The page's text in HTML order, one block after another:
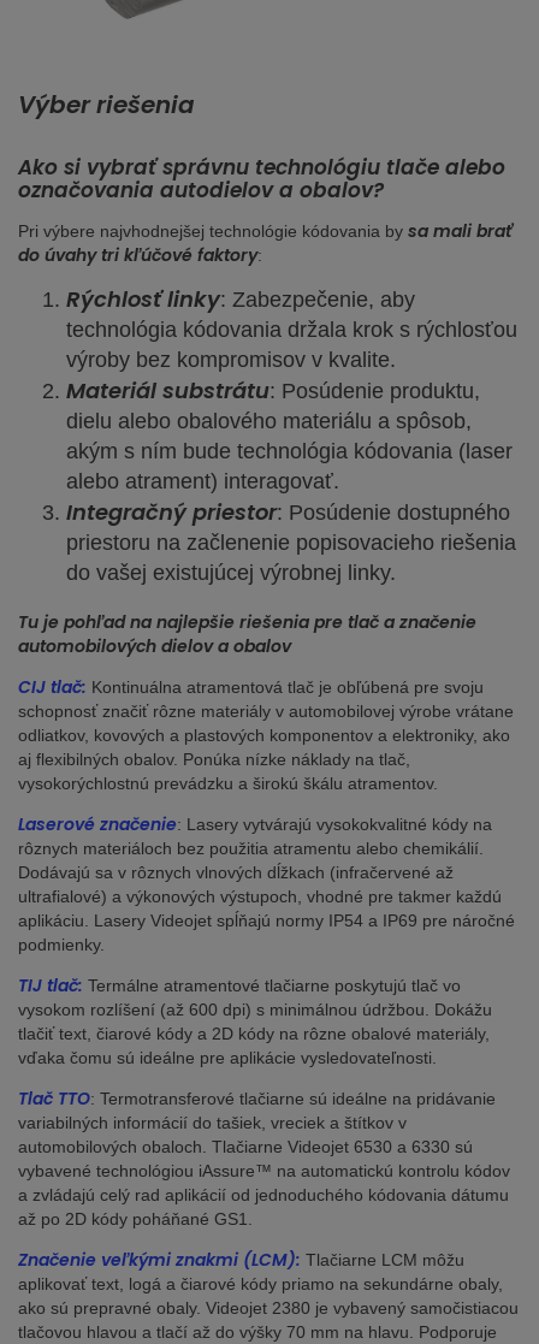
Výber riešenia
Ako si vybrať správnu technológiu tlače alebo
označovania autodielov a obalov?
Pri výbere najvhodnejšej technológie kódovania by sa mali brať
do úvahy tri kľúčové faktory:
Rýchlosť linky: Zabezpečenie, aby
technológia kódovania držala krok s rýchlosťou
výroby bez kompromisov v kvalite.
Materiál substrátu: Posúdenie produktu,
dielu alebo obalového materiálu a spôsob,
akým s ním bude technológia kódovania (laser
alebo atrament) interagovať.
Integračný priestor: Posúdenie dostupného
priestoru na začlenenie popisovacieho riešenia
do vašej existujúcej výrobnej linky.
Tu je pohľad na najlepšie riešenia pre tlač a značenie
automobilových dielov a obalov
CIJ tlač: Kontinuálna atramentová tlač je obľúbená pre svoju
schopnosť značiť rôzne materiály v automobilovej výrobe vrátane
odliatkov, kovových a plastových komponentov a elektroniky, ako
aj flexibilných obalov. Ponúka nízke náklady na tlač,
vysokorýchlostnú prevádzku a širokú škálu atramentov.
Laserové značenie: Lasery vytvárajú vysokokvalitné kódy na
rôznych materiáloch bez použitia atramentu alebo chemikálií.
Dodávajú sa v rôznych vlnových dĺžkach (infračervené až
ultrafialové) a výkonových výstupoch, vhodné pre takmer každú
aplikáciu. Lasery Videojet spĺňajú normy IP54 a IP69 pre náročné
podmienky.
TIJ tlač: Termálne atramentové tlačiarne poskytujú tlač vo
vysokom rozlíšení (až 600 dpi) s minimálnou údržbou. Dokážu
tlačiť text, čiarové kódy a 2D kódy na rôzne obalové materiály,
vďaka čomu sú ideálne pre aplikácie vysledovateľnosti.
Tlač TTO: Termotransferové tlačiarne sú ideálne na pridávanie
variabilných informácií do tašiek, vreciek a štítkov v
automobilových obaloch. Tlačiarne Videojet 6530 a 6330 sú
vybavené technológiou iAssure™ na automatickú kontrolu kódov
a zvládajú celý rad aplikácií od jednoduchého kódovania dátumu
až po 2D kódy poháňané GS1.
Značenie veľkými znakmi (LCM): Tlačiarne LCM môžu
aplikovať text, logá a čiarové kódy priamo na sekundárne obaly,
ako sú prepravné obaly. Videojet 2380 je vybavený samočistiacou
tlačovou hlavou a tlačí až do výšky 70 mm na hlavu. Podporuje